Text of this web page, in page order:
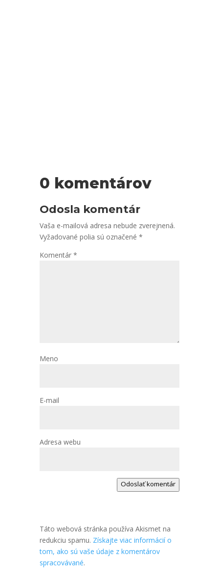
0 komentárov
Odosla komentár
Vaša e-mailová adresa nebude zverejnená.
Vyžadované polia sú označené *
Komentár *
Meno
E-mail
Adresa webu
Odoslať komentár
Táto webová stránka používa Akismet na
redukciu spamu. Získajte viac informácií o
tom, ako sú vaše údaje z komentárov
spracovávané.